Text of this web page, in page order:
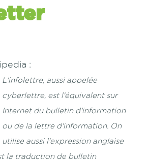
:
L'infolettre, aussi appelée
cyberlettre, est l'équivalent sur
Internet du bulletin d'information
ou de la lettre d'information. On
utilise aussi l'expression anglaise
la traduction de bulletin